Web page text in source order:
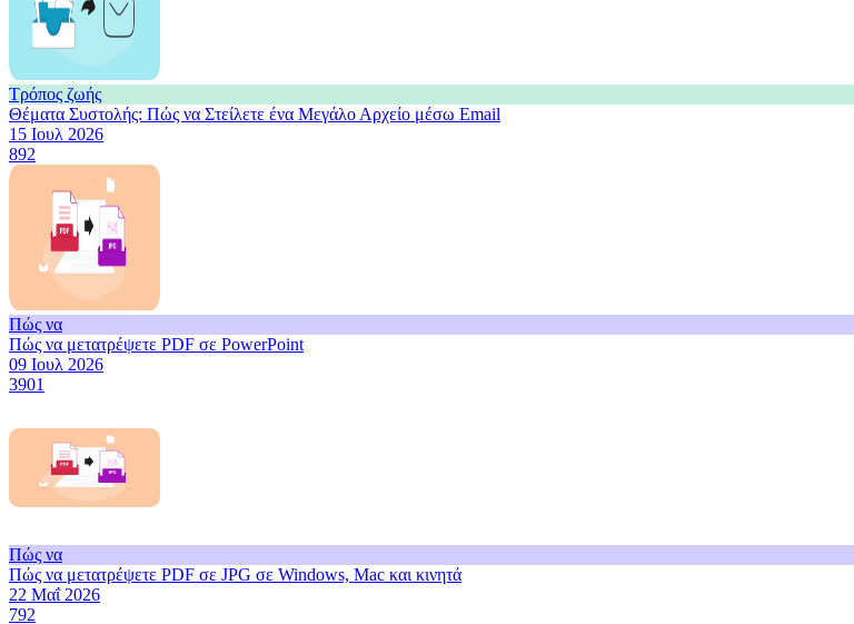
Τρόπος ζωής
Θέματα Συστολής: Πώς να Στείλετε ένα Μεγάλο Αρχείο μέσω Email
15 Ιουλ 2026
892
Πώς να
Πώς να μετατρέψετε PDF σε PowerPoint
09 Ιουλ 2026
3901
Πώς να
Πώς να μετατρέψετε PDF σε JPG σε Windows, Mac και κινητά
22 Μαΐ 2026
792